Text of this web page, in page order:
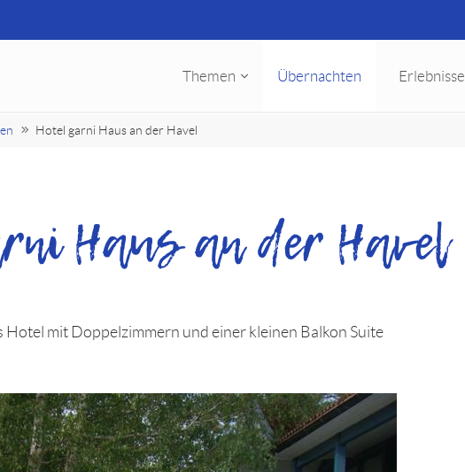
Themen Übernachten Erlebnisse
Hotel garni Haus an der Havel
Haus an der Havel
Hotel mit Doppelzimmern und einer kleinen Balkon Suite